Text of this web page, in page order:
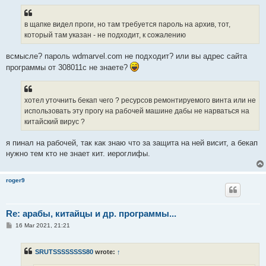
в щапке видел проги, но там требуется пароль на архив, тот,
который там указан - не подходит, к сожалению
всмысле? пароль wdmarvel.com не подходит? или вы адрес сайта
программы от 308011с не знаете?
хотел уточнить бекап чего ? ресурсов ремонтируемого винта или не
использовать эту прогу на рабочей машине дабы не нарваться на
китайский вирус ?
я пинал на рабочей, так как знаю что за защита на ней висит, а бекап
нужно тем кто не знает кит. иероглифы.
roger9
Re: арабы, китайцы и др. программы...
P16 Mar 2021, 21:21
SRUTSSSSSSSS80 wrote: ↑